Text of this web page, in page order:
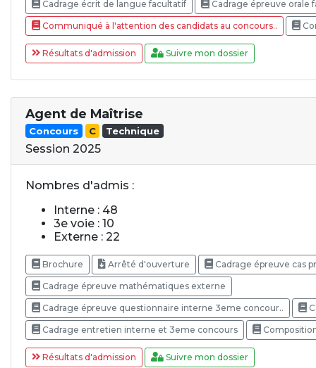
Cadrage écrit de langue facultatif Cadrage épreuve
Communiqué à l'attention des candidats au concours..
Résultats d'admission Suivre mon dossier
Agent de Maîtrise
Concours C Technique
Session 2025
Nombres d'admis :
Interne : 48
3e voie : 10
Externe : 22
Brochure Arrêté d'ouverture Cadrage épreuve cas
Cadrage épreuve mathématiques externe
Cadrage épreuve questionnaire interne 3eme concour..
Cadrage entretien interne et 3eme concours
Résultats d'admission Suivre mon dossier